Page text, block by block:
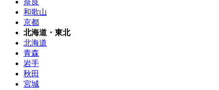
奈良
和歌山
京都
北海道・東北
北海道
青森
岩手
秋田
宮城